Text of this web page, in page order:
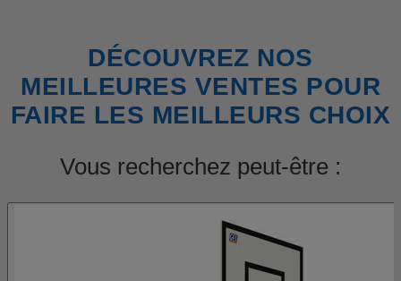
DÉCOUVREZ NOS
MEILLEURES VENTES POUR
FAIRE LES MEILLEURS CHOIX
Vous recherchez peut-être :